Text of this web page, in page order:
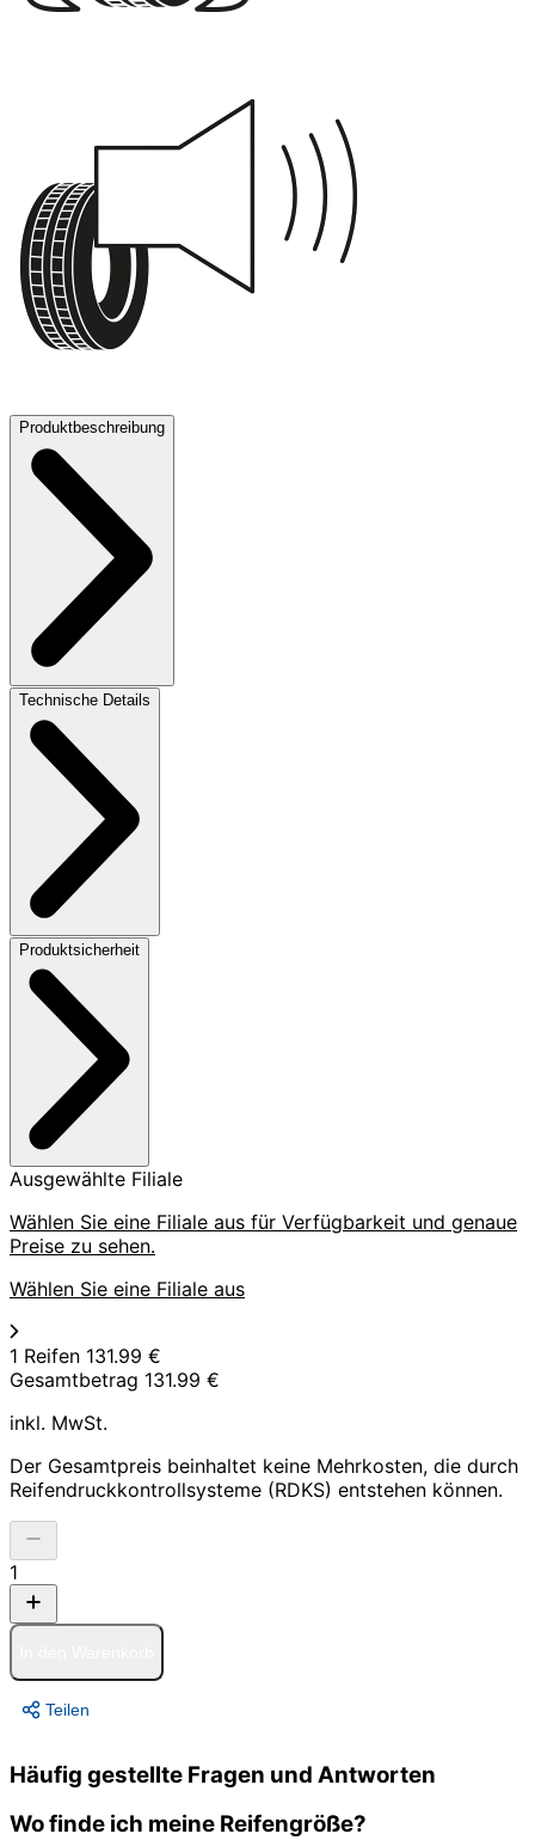
Produktbeschreibung
Technische Details
Produktsicherheit
Ausgewählte Filiale
Wählen Sie eine Filiale aus für Verfügbarkeit und genaue
Preise zu sehen.
Wählen Sie eine Filiale aus
1 Reifen 131.99 €
Gesamtbetrag 131.99 €
inkl. MwSt.
Der Gesamtpreis beinhaltet keine Mehrkosten, die durch
Reifendruckkontrollsysteme (RDKS) entstehen können.
1
Teilen
Häufig gestellte Fragen und Antworten
Wo finde ich meine Reifengröße?